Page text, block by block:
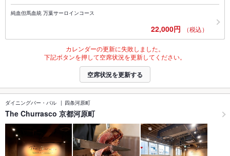
純血但馬血統 万葉サーロインコース
22,000円 （税込）
カレンダーの更新に失敗しました。
下記ボタンを押して空席状況を更新してください。
空席状況を更新する
ダイニングバー・バル 四条河原町
The Churrasco 京都河原町